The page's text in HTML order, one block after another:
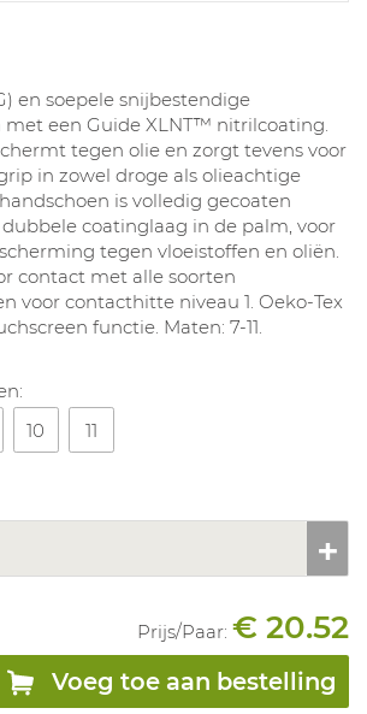
en soepele snijbestendige
een Guide XLNT™ nitrilcoating.
tegen olie en zorgt tevens voor
in zowel droge als olieachtige
is volledig gecoaten
coatinglaag in de palm, voor
tegen vloeistoffen en oliën.
contact met alle soorten
voor contacthitte niveau 1. Oeko-Tex
functie. Maten: 7-11.
10 11
Prijs/Paar: € 20.52
Voeg toe aan bestelling